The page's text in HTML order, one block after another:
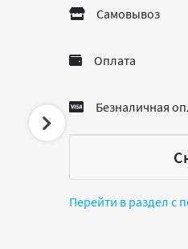
Самовывоз
Оплата
Безналичная
Перейти в раздел с